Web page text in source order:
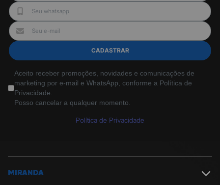
CADASTRAR
Aceito receber promoções, novidades e comunicações de
marketing por e-mail e WhatsApp, conforme a Política de
Privacidade.
Posso cancelar a qualquer momento.
Política de Privacidade
MIRANDA